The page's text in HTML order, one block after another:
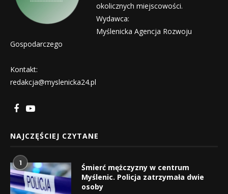
okolicznych miejscowości.
Wydawca:
Myślenicka Agencja Rozwoju
Gospodarczego
Kontakt:
redakcja@myslenicka24.pl
NAJCZĘŚCIEJ CZYTANE
1
Śmierć mężczyzny w centrum
Myślenic. Policja zatrzymała dwie
osoby